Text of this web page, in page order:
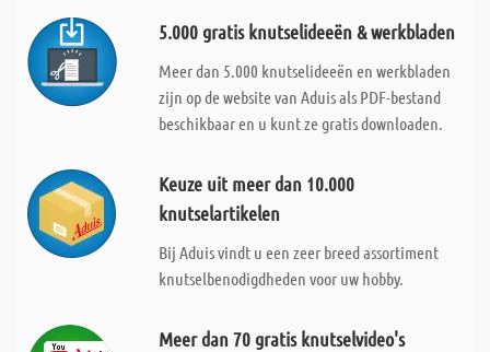
5.000 gratis knutselideeën & werkbladen
Meer dan 5.000 knutselideeën en werkbladen
zijn op de website van Aduis als PDF-bestand
beschikbaar en u kunt ze gratis downloaden.
Keuze uit meer dan 10.000
knutselartikelen
Bij Aduis vindt u een zeer breed assortiment
knutselbenodigdheden voor uw hobby.
Meer dan 70 gratis knutselvideo's